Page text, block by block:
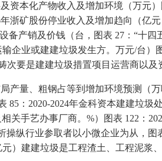
资本化产物收入及增加环境（万元
浙矿股份停业收入及增加趋向（亿
产销及价钱（台，图表 27：“十
企业或建建垃圾发生方。万元/台）
要是建建垃圾措置项目运营商以及
量、粗钢占等到增加环境预测（
：2020-2024年金科资本建建垃
手艺办事厂商。%）图表 122：
纵行业参取者以小微企业为从，
）建建垃圾是工程渣土、工程泥浆